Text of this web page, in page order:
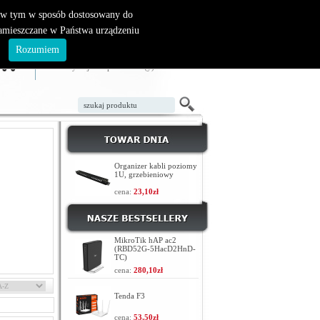
TWÓJ KOSZYK
W koszyku jest 0 produktów(y)
ZAŁÓŻ KONTO LOGOWANIE
Organizer kabli poziomy
1U, grzebieniowy
cena: 23,10zł
MikroTik hAP ac2
(RBD52G-5HacD2HnD-
TC)
cena: 280,10zł
Tenda F3
cena: 53,50zł
tym w sposób dostosowany do
w Państwa urządzeniu
Rozumiem